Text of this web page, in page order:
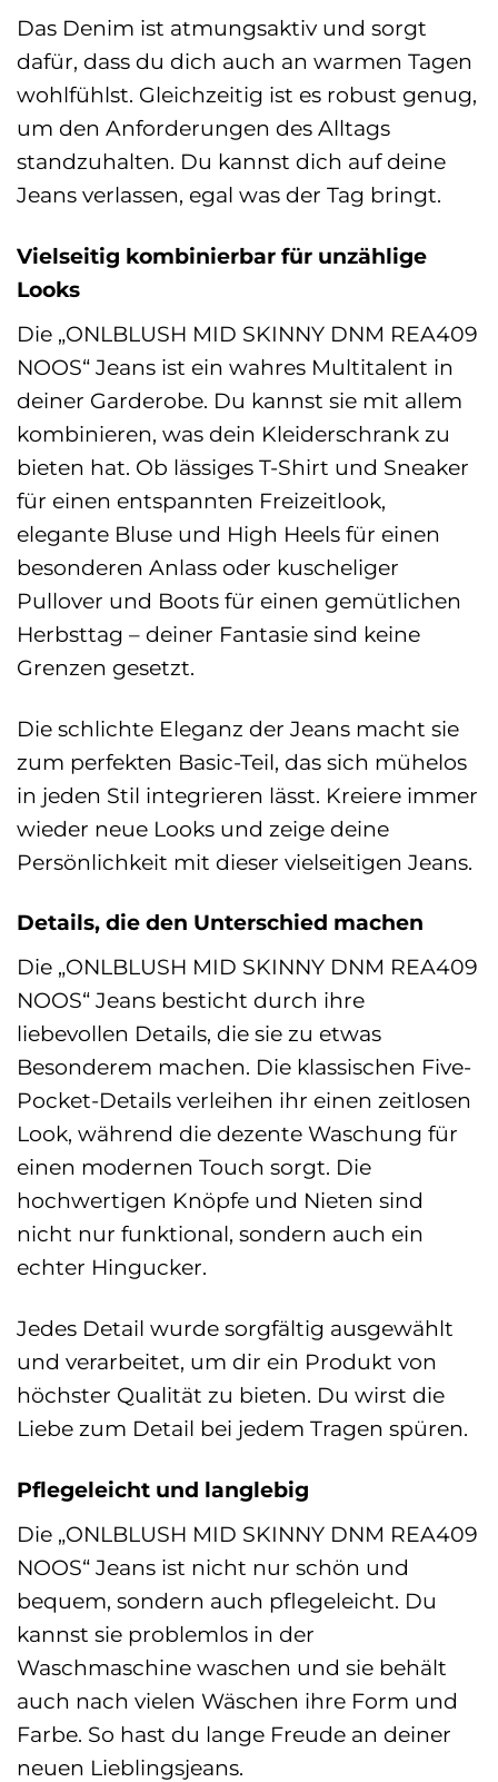
Das Denim ist atmungsaktiv und sorgt
dafür, dass du dich auch an warmen Tagen
wohlfühlst. Gleichzeitig ist es robust genug,
um den Anforderungen des Alltags
standzuhalten. Du kannst dich auf deine
Jeans verlassen, egal was der Tag bringt.
Vielseitig kombinierbar für unzählige
Looks
Die „ONLBLUSH MID SKINNY DNM REA409
NOOS“ Jeans ist ein wahres Multitalent in
deiner Garderobe. Du kannst sie mit allem
kombinieren, was dein Kleiderschrank zu
bieten hat. Ob lässiges T-Shirt und Sneaker
für einen entspannten Freizeitlook,
elegante Bluse und High Heels für einen
besonderen Anlass oder kuscheliger
Pullover und Boots für einen gemütlichen
Herbsttag – deiner Fantasie sind keine
Grenzen gesetzt.
Die schlichte Eleganz der Jeans macht sie
zum perfekten Basic-Teil, das sich mühelos
in jeden Stil integrieren lässt. Kreiere immer
wieder neue Looks und zeige deine
Persönlichkeit mit dieser vielseitigen Jeans.
Details, die den Unterschied machen
Die „ONLBLUSH MID SKINNY DNM REA409
NOOS“ Jeans besticht durch ihre
liebevollen Details, die sie zu etwas
Besonderem machen. Die klassischen Five-
Pocket-Details verleihen ihr einen zeitlosen
Look, während die dezente Waschung für
einen modernen Touch sorgt. Die
hochwertigen Knöpfe und Nieten sind
nicht nur funktional, sondern auch ein
echter Hingucker.
Jedes Detail wurde sorgfältig ausgewählt
und verarbeitet, um dir ein Produkt von
höchster Qualität zu bieten. Du wirst die
Liebe zum Detail bei jedem Tragen spüren.
Pflegeleicht und langlebig
Die „ONLBLUSH MID SKINNY DNM REA409
NOOS“ Jeans ist nicht nur schön und
bequem, sondern auch pflegeleicht. Du
kannst sie problemlos in der
Waschmaschine waschen und sie behält
auch nach vielen Wäschen ihre Form und
Farbe. So hast du lange Freude an deiner
neuen Lieblingsjeans.